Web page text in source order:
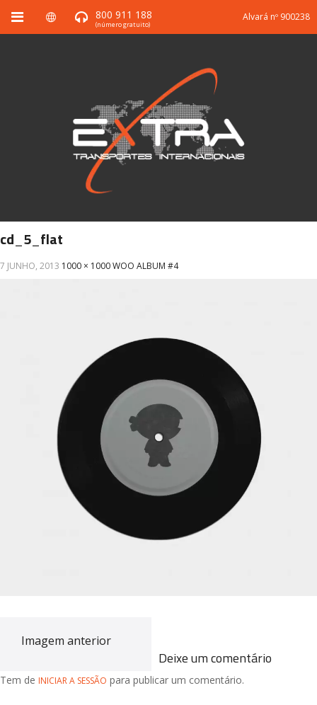
800 911 188
(número gratuito)
Alvará nº 900238
cd_5_flat
7 JUNHO, 2013 1000 × 1000WOO ALBUM #4
Imagem anterior
Deixe um comentário
Tem de INICIAR A SESSÃO para publicar um comentário.